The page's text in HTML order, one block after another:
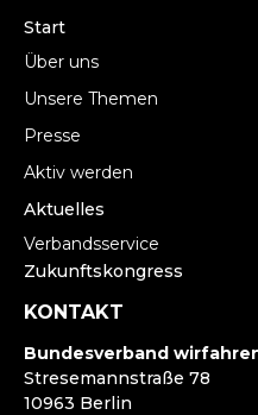
Start
Über uns
Unsere Themen
Presse
Aktiv werden
Aktuelles
Verbandsservice
Zukunftskongress
KONTAKT
Bundesverband
Stresemannstraße 78
10963 Berlin